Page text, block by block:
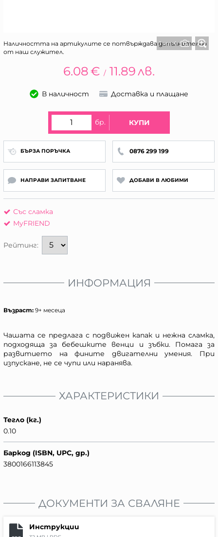
1 от 4
Наличността на артикулите се потвърждава допълнително
от наш служител.
6.08€ / 11.89лв.
В наличност Доставка и плащане
бр. КУПИ
БЪРЗА ПОРЪЧКА 0876 299 199
НАПРАВИ ЗАПИТВАНЕ ДОБАВИ В ЛЮБИМИ
Със сламка
MyFRIEND
Рейтинг:
ИНФОРМАЦИЯ
Възраст: 9+ месеца
Чашата се предлага с подвижен капак и нежна сламка,
подходяща за бебешките венци и зъбки. Помага за
развитието на фините двигателни умения. При
изпускане, не се чупи или наранява.
ХАРАКТЕРИСТИКИ
Тегло (кг.)
0.10
Баркод (ISBN, UPC, др.)
3800166113845
ДОКУМЕНТИ ЗА СВАЛЯНЕ
Инструкции